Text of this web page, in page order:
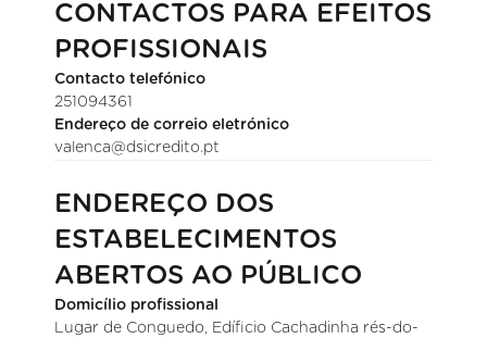
CONTACTOS PARA EFEITOS
PROFISSIONAIS
Contacto telefónico
251094361
Endereço de correio eletrónico
valenca@dsicredito.pt
ENDEREÇO DOS
ESTABELECIMENTOS
ABERTOS AO PÚBLICO
Domicílio profissional
Lugar de Conguedo, Edíficio Cachadinha rés-do-